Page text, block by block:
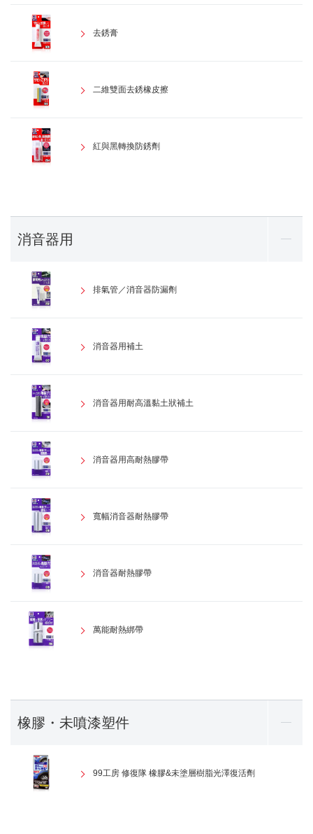
去銹膏
二維雙面去銹橡皮擦
紅與黑轉換防銹劑
消音器用
排氣管／消音器防漏劑
消音器用補土
消音器用耐高溫黏土狀補土
消音器用高耐熱膠帶
寬幅消音器耐熱膠帶
消音器耐熱膠帶
萬能耐熱綁帶
橡膠・未噴漆塑件
99工房 修復隊 橡膠&未塗層樹脂光澤復活劑